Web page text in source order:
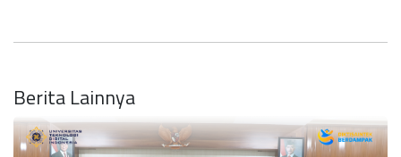
Berita Lainnya